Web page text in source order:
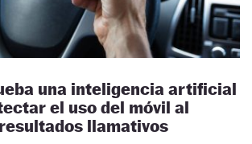
una inteligencia artificial
el uso del móvil al
llamativos